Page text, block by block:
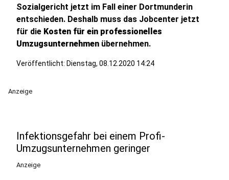
Sozialgericht jetzt im Fall einer Dortmunderin
entschieden. Deshalb muss das Jobcenter jetzt
für die Kosten für ein professionelles
Umzugsunternehmen übernehmen.
Veröffentlicht: Dienstag, 08.12.2020 14:24
Anzeige
Infektionsgefahr bei einem Profi-
Umzugsunternehmen geringer
Anzeige